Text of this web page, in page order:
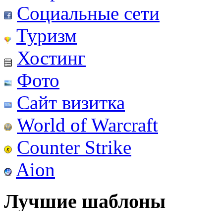
Социальные сети
Туризм
Хостинг
Фото
Сайт визитка
World of Warcraft
Counter Strike
Aion
Лучшие шаблоны